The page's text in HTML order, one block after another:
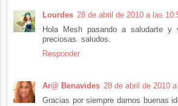
Lourdes 28 de abril de 2010 a las
Hola Mesh pasando a saludarte y
preciosas. saludos.
Responder
Ar@ Benavides 28 de abril de 2010
Gracias por siempre darnos buenas